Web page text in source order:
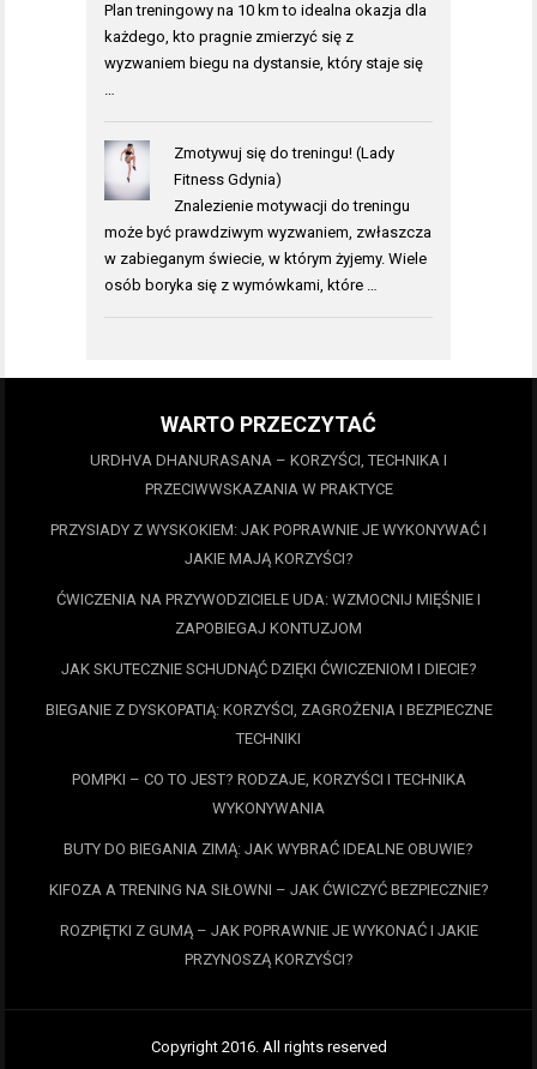
Plan treningowy na 10 km to idealna okazja dla
każdego, kto pragnie zmierzyć się z
wyzwaniem biegu na dystansie, który staje się
…
Zmotywuj się do treningu! (Lady
Fitness Gdynia)
Znalezienie motywacji do treningu
może być prawdziwym wyzwaniem, zwłaszcza
w zabieganym świecie, w którym żyjemy. Wiele
osób boryka się z wymówkami, które …
WARTO PRZECZYTAĆ
URDHVA DHANURASANA – KORZYŚCI, TECHNIKA I
PRZECIWWSKAZANIA W PRAKTYCE
PRZYSIADY Z WYSKOKIEM: JAK POPRAWNIE JE WYKONYWAĆ I
JAKIE MAJĄ KORZYŚCI?
ĆWICZENIA NA PRZYWODZICIELE UDA: WZMOCNIJ MIĘŚNIE I
ZAPOBIEGAJ KONTUZJOM
JAK SKUTECZNIE SCHUDNĄĆ DZIĘKI ĆWICZENIOM I DIECIE?
BIEGANIE Z DYSKOPATIĄ: KORZYŚCI, ZAGROŻENIA I BEZPIECZNE
TECHNIKI
POMPKI – CO TO JEST? RODZAJE, KORZYŚCI I TECHNIKA
WYKONYWANIA
BUTY DO BIEGANIA ZIMĄ: JAK WYBRAĆ IDEALNE OBUWIE?
KIFOZA A TRENING NA SIŁOWNI – JAK ĆWICZYĆ BEZPIECZNIE?
ROZPIĘTKI Z GUMĄ – JAK POPRAWNIE JE WYKONAĆ I JAKIE
PRZYNOSZĄ KORZYŚCI?
Copyright 2016. All rights reserved